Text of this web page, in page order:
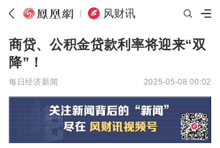
风财讯
商贷、公积金贷款利率将迎来“双
降”！
每日经济新闻 2025-05-08 00:02